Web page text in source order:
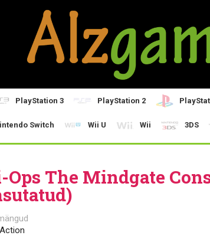
PlayStation 3 PlayStation 2
Switch Wii U Wii 3DS
Ops The Mindgate